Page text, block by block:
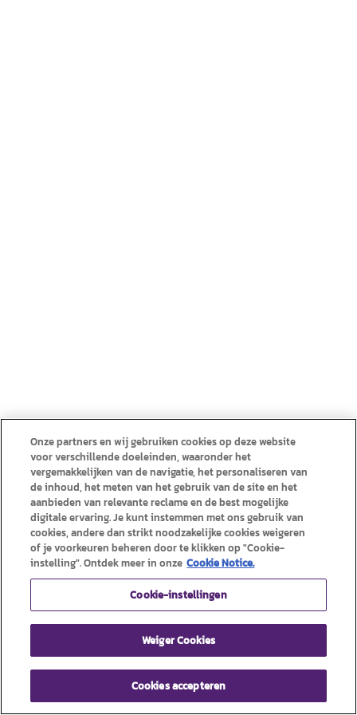
Onze partners en wij gebruiken cookies op deze website
voor verschillende doeleinden, waaronder het
vergemakkelijken van de navigatie, het personaliseren van
de inhoud, het meten van het gebruik van de site en het
aanbieden van relevante reclame en de best mogelijke
digitale ervaring. Je kunt instemmen met ons gebruik van
cookies, andere dan strikt noodzakelijke cookies weigeren
of je voorkeuren beheren door te klikken op "Cookie-
instelling". Ontdek meer in onze Cookie Notice.
Cookie-instellingen
Weiger Cookies
Cookies accepteren